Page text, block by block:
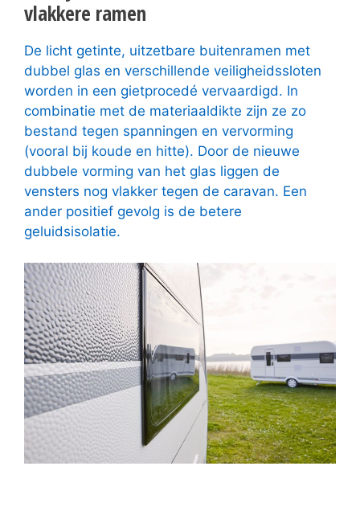
vlakkere ramen
De licht getinte, uitzetbare buitenramen met
dubbel glas en verschillende veiligheidssloten
worden in een gietprocedé vervaardigd. In
combinatie met de materiaaldikte zijn ze zo
bestand tegen spanningen en vervorming
(vooral bij koude en hitte). Door de nieuwe
dubbele vorming van het glas liggen de
vensters nog vlakker tegen de caravan. Een
ander positief gevolg is de betere
geluidsisolatie.